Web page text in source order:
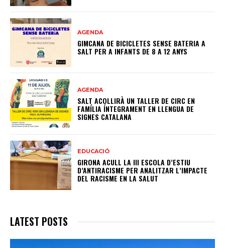
AGENDA
GIMCANA DE BICICLETES SENSE BATERIA A
SALT PER A INFANTS DE 8 A 12 ANYS
AGENDA
SALT ACOLLIRÀ UN TALLER DE CIRC EN
FAMÍLIA ÍNTEGRAMENT EN LLENGUA DE
SIGNES CATALANA
EDUCACIÓ
GIRONA ACULL LA III ESCOLA D’ESTIU
D’ANTIRACISME PER ANALITZAR L’IMPACTE
DEL RACISME EN LA SALUT
LATEST POSTS